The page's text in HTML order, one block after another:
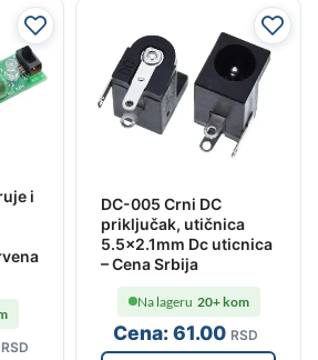
i
RSD
DC-005 Crni DC
priključak, utičnica
5.5×2.1mm Dc uticnica
– Cena Srbija
Cena:61.00 RSD
Na lageru 20+ kom